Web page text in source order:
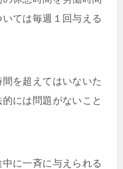
ては毎週１回与える
を超えてはいないた
には問題がないこと
に⼀⻫に与えられる